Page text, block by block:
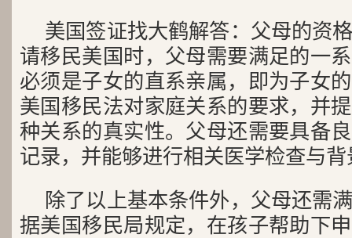
美国签证找大鹤解答：父母的资
请移民美国时，父母需要满足的一
必须是子女的直系亲属，即为子女
美国移民法对家庭关系的要求，并
种关系的真实性。父母还需要具备
记录，并能够进行相关医学检查与
除了以上基本条件外，父母还需
据美国移民局规定，在孩子帮助下